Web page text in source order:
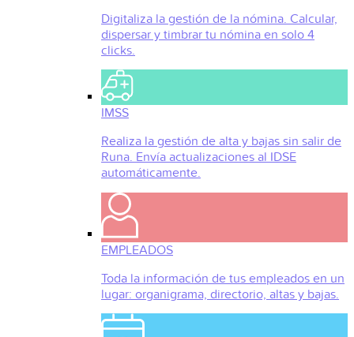
Digitaliza la gestión de la nómina. Calcular,
dispersar y timbrar tu nómina en solo 4
clicks.
IMSS
Realiza la gestión de alta y bajas sin salir de
Runa. Envía actualizaciones al IDSE
automáticamente.
EMPLEADOS
Toda la información de tus empleados en un
lugar: organigrama, directorio, altas y bajas.